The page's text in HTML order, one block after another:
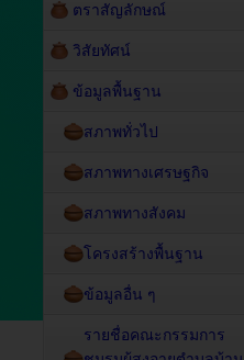
ตราสัญลักษณ์
วิสัยทัศน์
ข้อมูลพื้นฐาน
สภาพทั่วไป
สภาพทางเศรษฐกิจ
สภาพทางสังคม
โครงสร้างพื้นฐาน
ข้อมูลอื่น ๆ
รายชื่อคณะกรรมการ